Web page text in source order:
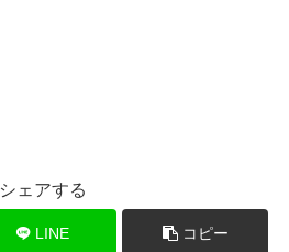
シェアする
LINE コピー